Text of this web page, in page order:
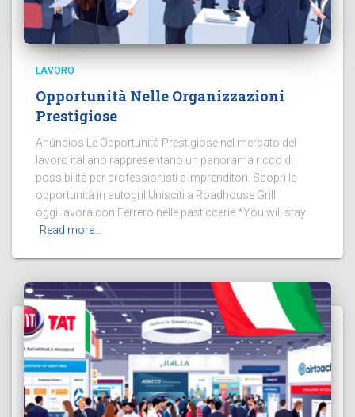
LAVORO
Opportunità Nelle Organizzazioni
Prestigiose
Anúncios Le Opportunità Prestigiose nel mercato del
lavoro italiano rappresentano un panorama ricco di
possibilità per professionisti e imprenditori. Scopri le
opportunità in autogrillUnisciti a Roadhouse Grill
oggiLavora con Ferrero nelle pasticcerie *You will stay
Read more…